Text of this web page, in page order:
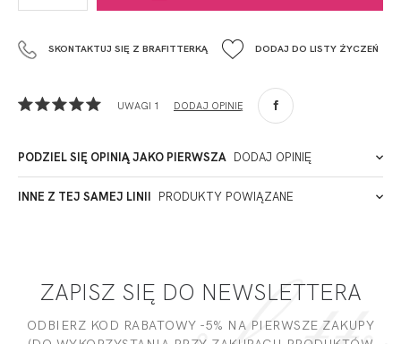
+48 42 719 43 15
90-057
ADRES PUNKTU KONTAKTOWEGO
SKONTAKTUJ SIĘ Z BRAFITTERKĄ DODAJ DO LISTY ŻYCZEŃ
UWAGI 1 DODAJ OPINIĘ
PODZIEL SIĘ OPINIĄ JAKO PIERWSZA DODAJ OPINIĘ
Witam. Powiem tak, tyłeczek partnerki w nich wyglądają
super. Materiał miły w dotyku. Polecam kupować
partnerką.
INNE Z TEJ SAMEJ LINII PRODUKTY POWIĄZANE
ZAPISZ SIĘ DO NEWSLETTERA
ODBIERZ KOD RABATOWY -5% NA PIERWSZE ZAKUPY